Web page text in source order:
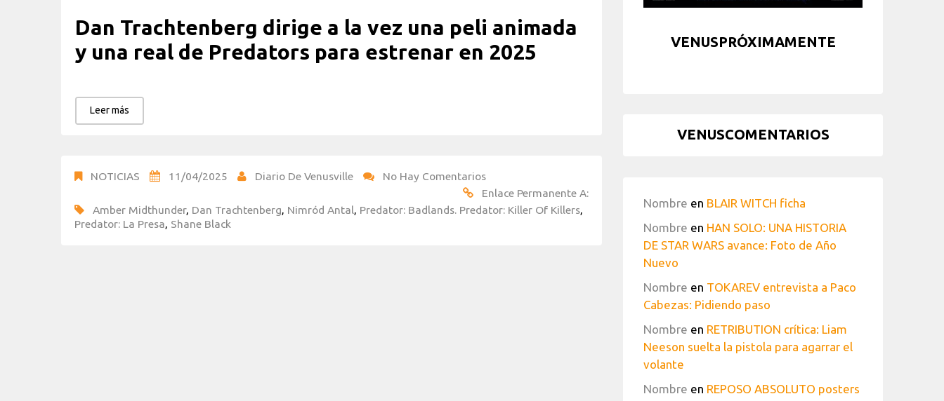
Dan Trachtenberg dirige a la vez una peli animada
y una real de Predators para estrenar en 2025
Leer más
NOTICIAS 11/04/2025 Diario De Venusville
No Hay Comentarios
Enlace Permanente A:
Amber Midthunder, Dan Trachtenberg, Nimród Antal, Predator: Badlands. Predator: Killer Of Killers,
Predator: La Presa, Shane Black
VENUSPRÓXIMAMENTE
VENUSCOMENTARIOS
Nombre en BLAIR WITCH ficha
Nombre en HAN SOLO: UNA HISTORIA
DE STAR WARS avance: Foto de Año
Nuevo
Nombre en TOKAREV entrevista a Paco
Cabezas: Pidiendo paso
Nombre en RETRIBUTION crítica: Liam
Neeson suelta la pistola para agarrar el
volante
Nombre en REPOSO ABSOLUTO posters